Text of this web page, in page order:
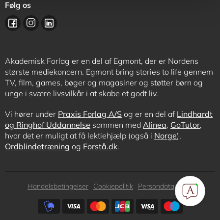
Følg os
Akademisk Forlag er en del af Egmont, der er Nordens
største mediekoncern. Egmont bring stories to life gennem
TV, film, games, bøger og magasiner og støtter børn og
unge i svære livsvilkår i at skabe et godt liv.
Vi hører under Praxis Forlag A/S og er en del af Lindhardt
og Ringhof Uddannelse sammen med Alinea, GoTutor,
hvor det er muligt at få lektiehjælp (også i Norge),
Ordblindetræning og Forstå.dk.
Subfooter
Handelsbetingelser Cookiepolitik
Persondatapolitik
Subfooter
payment